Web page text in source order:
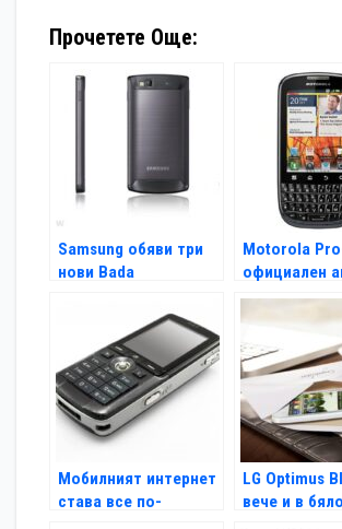
Прочетете Още:
Samsung обяви три
нови Bada
Motorola
официален
Мобилният интернет
става все по-
LG Optimus
вече и в бяло